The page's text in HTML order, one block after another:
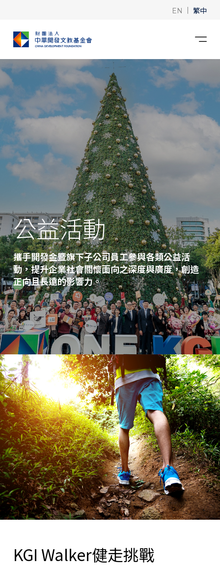
EN | 繁中
公益活動
攜手開發金暨旗下子公司員工參與各類公益活
動，提升企業社會關懷面向之深度與廣度，創造
正向且長遠的影響力。
KGI Walker健走挑戰